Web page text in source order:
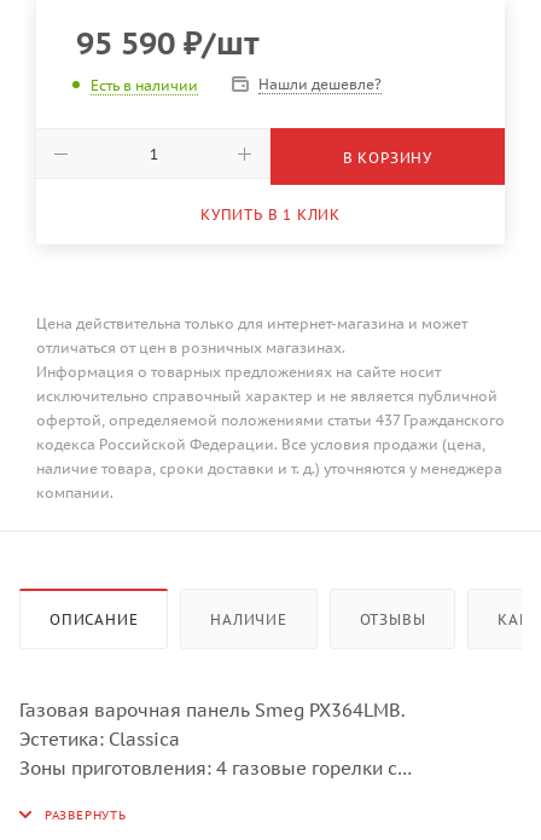
95 590 ₽/шт
Есть в наличии Нашли дешевле?
В КОРЗИНУ
КУПИТЬ В 1 КЛИК
Цена действительна только для интернет-магазина и может
отличаться от цен в розничных магазинах.
Информация о товарных предложениях на сайте носит
исключительно справочный характер и не является публичной
офертой, определяемой положениями статьи 437 Гражданского
кодекса Российской Федерации. Все условия продажи (цена,
наличие товара, сроки доставки и т. д.) уточняются у менеджера
компании.
ОПИСАНИЕ НАЛИЧИЕ ОТЗЫВЫ КАК
Газовая варочная панель Smeg PX364LMB.
Эстетика: Classica
Зоны приготовления: 4 газовые горелки с
Левая конфорка, ультрабыстрая (3,5 кВт), Центральная